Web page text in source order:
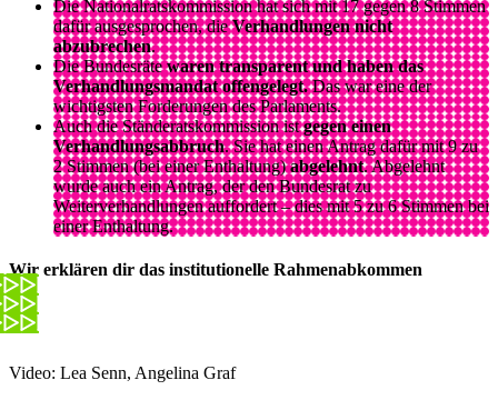
Die Nationalratskommission hat sich mit 17 gegen 8 Stimmen
dafür ausgesprochen, dieVerhandlungen nicht
abzubrechen.
Die Bundesrätewaren transparent und haben das
Verhandlungsmandat offengelegt.Das war eine der
wichtigsten Forderungen des Parlaments.
Auch die Ständeratskommission istgegen einen
Verhandlungsabbruch. Sie hat einen Antrag dafür mit 9 zu
2 Stimmen (bei einer Enthaltung)abgelehnt. Abgelehnt
wurde auch ein Antrag, der den Bundesrat zu
Weiterverhandlungen auffordert – dies mit 5 zu 6 Stimmen bei
einer Enthaltung.
Wir erklären dir das institutionelle Rahmenabkommen
Video: Lea Senn, Angelina Graf